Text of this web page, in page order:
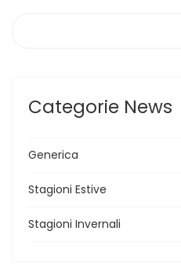
Categorie News
Generica
Stagioni Estive
Stagioni Invernali